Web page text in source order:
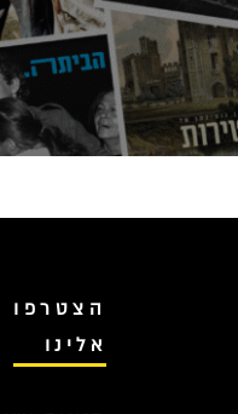
הצטרפו
אלינו